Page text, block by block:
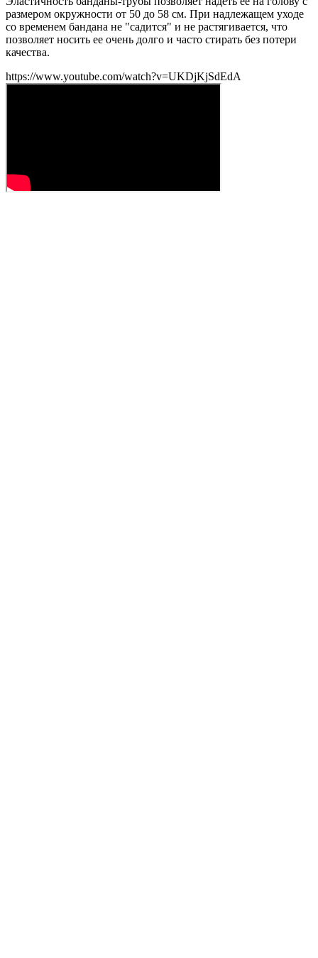
размером окружности от 50 до 58 см. При надлежащем уходе
со временем бандана не "садится" и не растягивается, что
позволяет носить ее очень долго и часто стирать без потери
качества.
https://www.youtube.com/watch?v=UKDjKjSdEdA